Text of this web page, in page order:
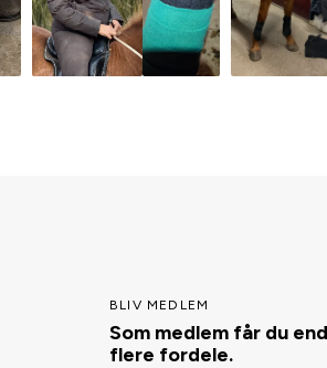
BLIV MEDLEM
Som medlem får du
flere fordele.